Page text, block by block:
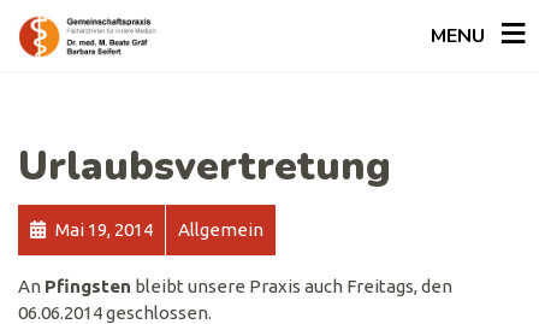
MENU
Urlaubsvertretung
Mai 19, 2014 Allgemein
An Pfingsten bleibt unsere Praxis auch Freitags, den
06.06.2014 geschlossen.